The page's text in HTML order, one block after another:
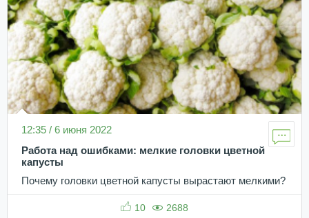
12:35 / 6 июня 2022
Работа над ошибками: мелкие головки цветной
капусты
Почему головки цветной капусты вырастают мелкими?
10 2688